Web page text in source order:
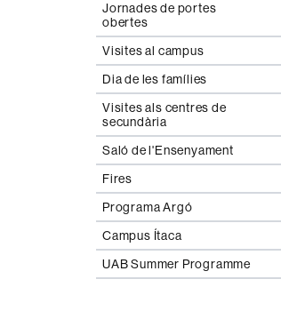
Jornades de portes
obertes
Visites al campus
Dia de les famílies
Visites als centres de
secundària
Saló de l'Ensenyament
Fires
Programa Argó
Campus Ítaca
UAB Summer Programme